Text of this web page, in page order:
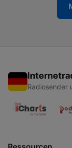
Radiosender